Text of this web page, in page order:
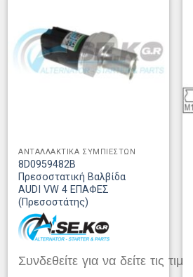
ΑΝΤΑΛΛΑΚΤΙΚΑ ΣΥΜΠΙΕΣΤΩΝ
8D0959482B
Πρεσοστατική Βαλβίδα
AUDI VW 4 ΕΠΑΦΕΣ
(Πρεσοστάτης)
Συνδεθείτε για να δείτε τις τιμές